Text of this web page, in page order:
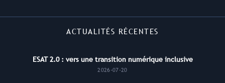
ACTUALITÉS RÉCENTES
ESAT 2.0 : vers une transition numérique inclusive
2026-07-20